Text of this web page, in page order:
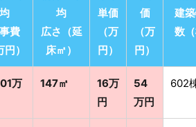
均
費
円）
均
広さ（延
床㎡）
単価
（万
円）
価
（万
円）
建
数（
万
147㎡
16万
円
54
万円
602